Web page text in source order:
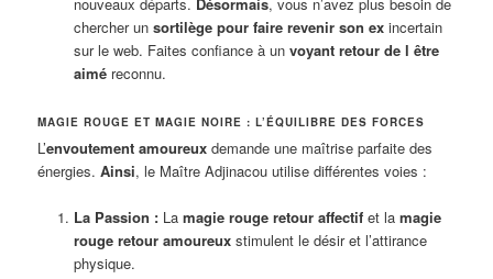
chercher un sortilège pour faire revenir son exincertain
sur le web. Faites confiance à un voyant retour de l être
aiméreconnu.
MAGIE ROUGE ET MAGIE NOIRE : L’ÉQUILIBRE DES FORCES
L’envoutement amoureux demande une maîtrise parfaite des
énergies.Ainsi, le Maître Adjinacou utilise différentes voies :
La Passion :La magie rouge retour affectifet la magie
rouge retour amoureuxstimulent le désir et l’attirance
physique.